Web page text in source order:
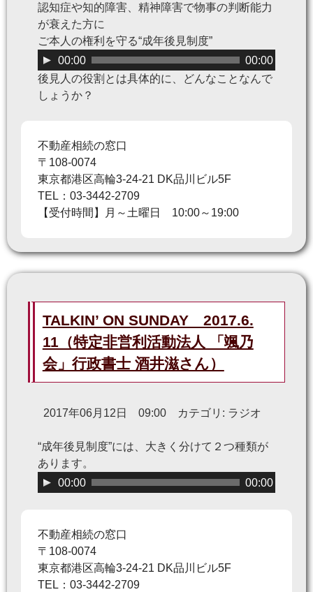
認知症や知的障害、精神障害で物事の判断能力
が衰えた方に
ご本人の権利を守る“成年後見制度”
音
声
プ
ヤ
ー
00:00
00:00
後見人の役割とは具体的に、どんなことなんで
しょうか？
不動産相続の窓口
〒108-0074
東京都港区高輪3-24-21 DK品川ビル5F
TEL：03-3442-2709
【受付時間】月～土曜日 10:00～19:00
TALKIN’ ON SUNDAY 2017.6.
11（特定非営利活動法人 「颯乃
会」行政書士 酒井滋さん）
2017年06月12日 09:00 カテゴリ: ラジオ
“成年後見制度”には、大きく分けて２つ種類が
あります。
音
声
レ
ー
ヤ
ー
00:00 00:00
不動産相続の窓口
〒108-0074
東京都港区高輪3-24-21 DK品川ビル5F
TEL：03-3442-2709